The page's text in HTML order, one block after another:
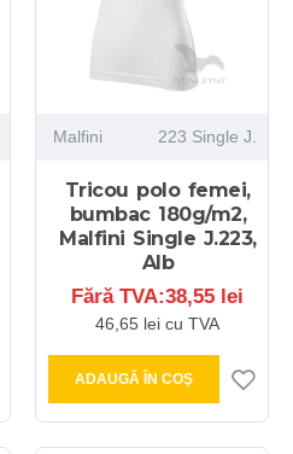
Malfini 223 Single J.
Tricou polo femei,
bumbac 180g/m2,
Malfini Single J.223,
Alb
Fără TVA:38,55 lei
46,65 lei cu TVA
ADAUGĂ ÎN COŞ